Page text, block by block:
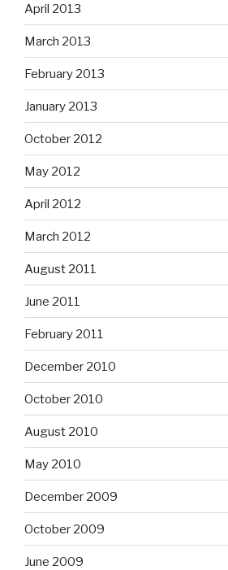
April 2013
March 2013
February 2013
January 2013
October 2012
May 2012
April 2012
March 2012
August 2011
June 2011
February 2011
December 2010
October 2010
August 2010
May 2010
December 2009
October 2009
June 2009